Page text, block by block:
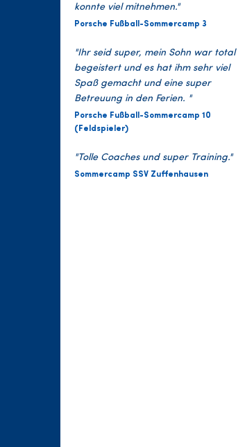
konnte viel mitnehmen."
Porsche Fußball-Sommercamp 3
"Ihr seid super, mein Sohn war total
begeistert und es hat ihm sehr viel
Spaß gemacht und eine super
Betreuung in den Ferien. "
Porsche Fußball-Sommercamp 10
(Feldspieler)
"Tolle Coaches und super Training."
Sommercamp SSV Zuffenhausen